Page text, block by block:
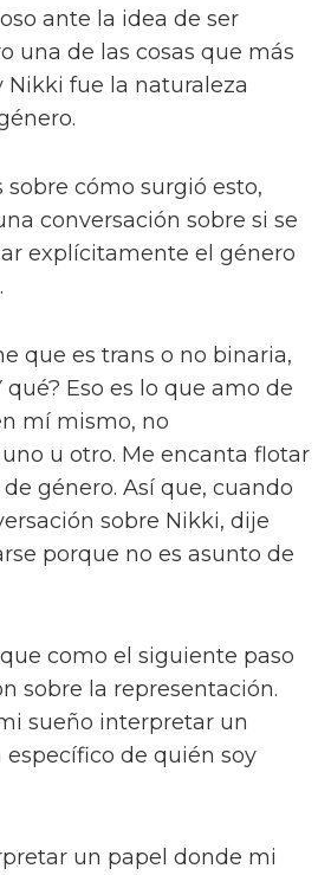
ante la idea de ser
una de las cosas que más
Nikki fue la naturaleza
cómo surgió esto,
conversación sobre si se
explícitamente el género
que es trans o no binaria,
qué? Eso es lo que amo de
mí mismo, no
u otro. Me encanta flotar
género. Así que, cuando
sobre Nikki, dije
porque no es asunto de
como el siguiente paso
sobre la representación.
sueño interpretar un
específico de quién soy
un papel donde mi